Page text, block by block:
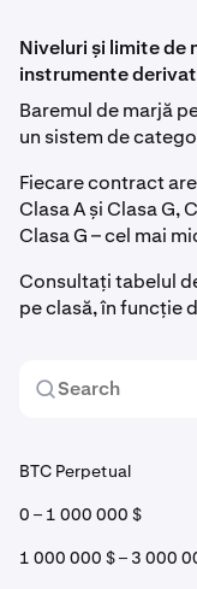
Niveluri și limite de
instrumente
Baremul de marjă
un sistem de
Fiecare contract
Clasa A și Clasa G,
Clasa G – cel mai
Consultați tabelul
pe clasă, în funcție
BTC Perpetual
0 – 1 000 000 $
1 000 000 $ – 3 000